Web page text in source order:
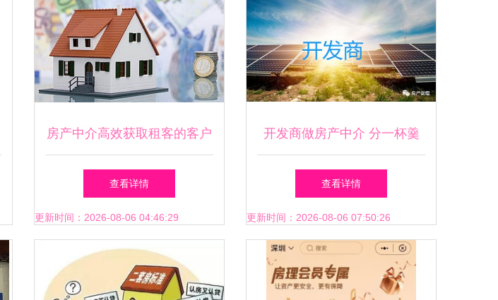
房产中介高效获取租客的客户
开发指南
查看详情
更新时间：2026-08-06 04:46:29
开发商做房产中介 分一杯羹
的新赛道，还是闹着玩的迷
局？
查看详情
更新时间：2026-08-06 07:50:26